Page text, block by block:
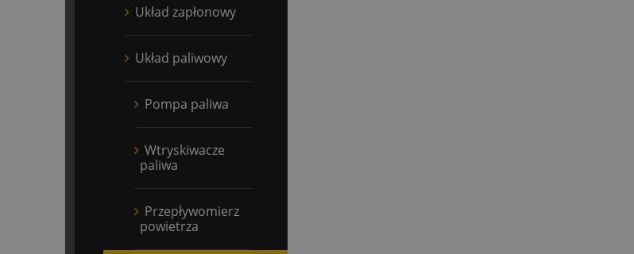
Układ zapłonowy
Układ paliwowy
Pompa paliwa
Wtryskiwacze
paliwa
Przepływomierz
powietrza